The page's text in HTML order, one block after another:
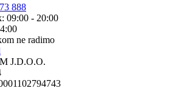
888
09:00 - 20:00
ne radimo
J.D.O.O.